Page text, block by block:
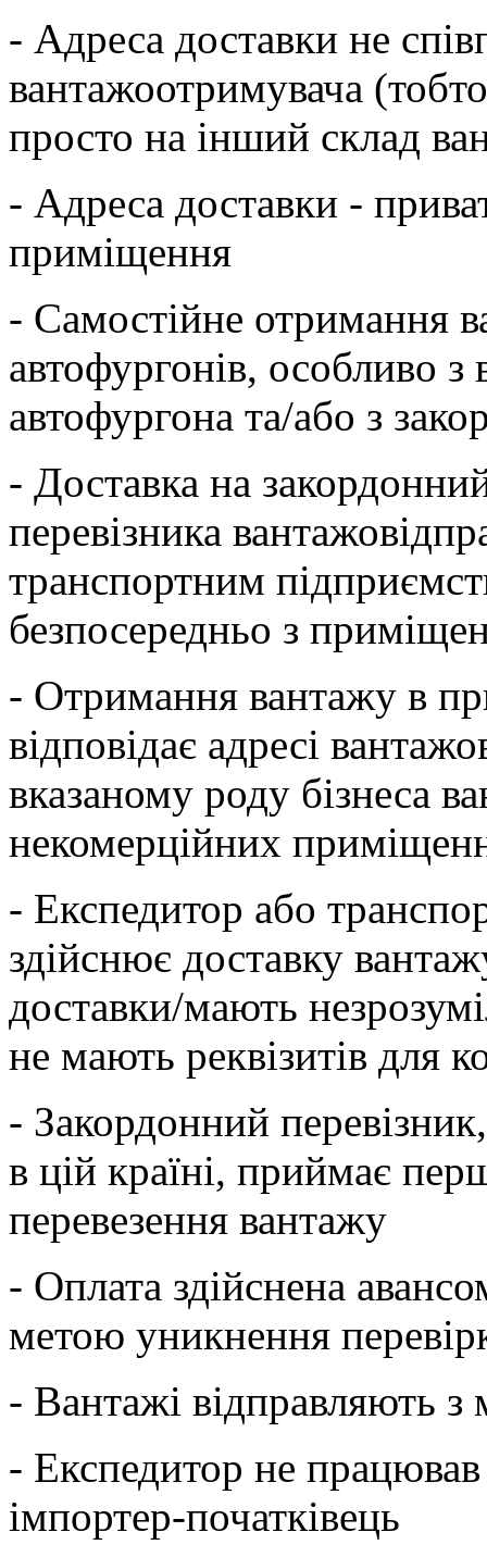
- Адреса доставки не
вантажоотримувача
просто на інший склад
- Адреса доставки -
приміщення
- Самостійне отримання
автофургонів, особливо
автофургона та/або з
- Доставка на
перевізника
транспортним
безпосередньо з
- Отримання вантажу в
відповідає адресі
вказаному роду бізнеса
некомерційних
- Експедитор або
здійснює доставку
доставки/мають
не мають реквізитів для
- Закордонний
в цій країні, приймає
перевезення вантажу
- Оплата здійснена
метою уникнення
- Вантажі відправляють
- Експедитор не
імпортер-початківець